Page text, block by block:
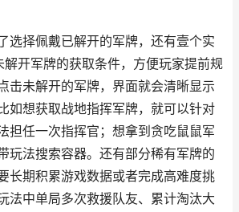
选择佩戴已解开的军牌，还有壹个实
开军牌的获取条件，方便玩家提前规
击未解开的军牌，界面就会清晰显示
如想获取战地指挥军牌，就可以针对
担任一次指挥官；想拿到贪吃鼠鼠军
玩法搜索容器。还有部分稀有军牌的
长期积累游戏数据或者完成高难度挑
法中单局多次救援队友、累计淘汰大